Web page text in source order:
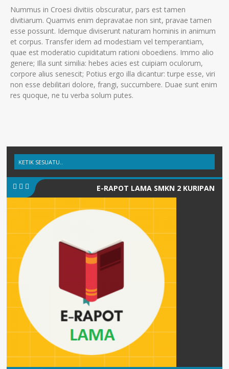
Nummus in Croesi divitiis obscuratur, pars est tamen
divitiarum. Quamvis enim depravatae non sint, pravae tamen
esse possunt. Idemque diviserunt naturam hominis in animum
et corpus. Transfer idem ad modestiam vel temperantiam,
quae est moderatio cupiditatum rationi oboediens. Immo alio
genere; Illa sunt similia: hebes acies est cuipiam oculorum,
corpore alius senescit; Potius ergo illa dicantur: turpe esse, viri
non esse debilitari dolore, frangi, succumbere. Duae sunt enim
res quoque, ne tu verba solum putes.
E-RAPOT LAMA SMKN 2 KURIPAN